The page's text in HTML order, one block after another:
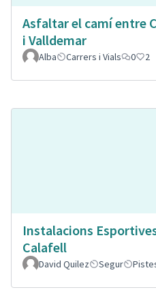
Asfaltar el camí entre
i Valldemar
Alba Carrers i Vials 0 2
Instalacions
Calafell
David Quilez Segur